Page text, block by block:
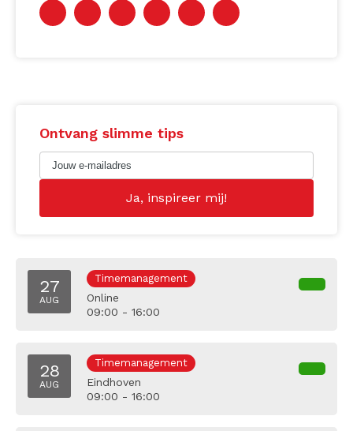
Ontvang slimme tips
27
AUG
Timemanagement
Online
09:00 - 16:00
28
AUG
Timemanagement
Eindhoven
09:00 - 16:00